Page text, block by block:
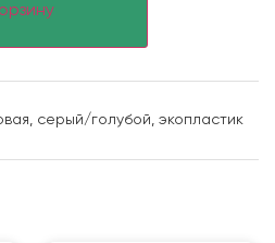
серый/голубой, экопластик